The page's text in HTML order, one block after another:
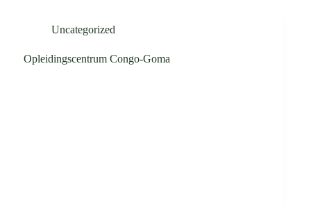
Uncategorized
Opleidingscentrum Congo-Goma